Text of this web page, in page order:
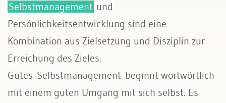
Selbstmanagement und
Persönlichkeitsentwicklung sind eine
Kombination aus Zielsetzung und Disziplin zur
Erreichung des Zieles.
Gutes Selbstmanagement beginnt wortwörtlich
mit einem guten Umgang mit sich selbst. Es